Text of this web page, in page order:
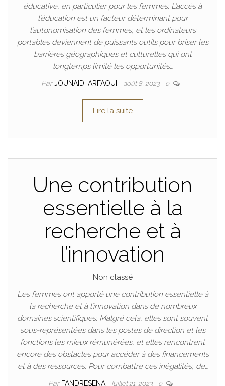
éducative, en particulier pour les femmes. L’accès à
l’éducation est un facteur déterminant pour
l’autonomisation des femmes, et les ordinateurs
portables deviennent de puissants outils pour briser les
barrières géographiques et culturelles qui ont
longtemps limité les opportunités…
ParJOUNAIDI ARFAOUI août 8, 2023 0
Lire la suite
Une contribution
essentielle à la
recherche et à
l’innovation
Non classé
Les femmes ont apporté une contribution essentielle à
la recherche et à l’innovation dans de nombreux
domaines scientifiques. Malgré cela, elles sont souvent
sous-représentées dans les postes de direction et les
fonctions les mieux rémunérées, et elles rencontrent
encore des obstacles pour accéder à des financements
et à des ressources. Pour combattre ces inégalités, de…
Par FANDRESENA juillet 21, 2023 0